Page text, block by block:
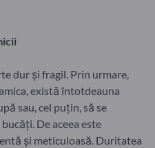
dur și fragil. Prin urmare,
există întotdeauna
sau, cel puțin, să se
De aceea este
și meticuloasă. Duritatea